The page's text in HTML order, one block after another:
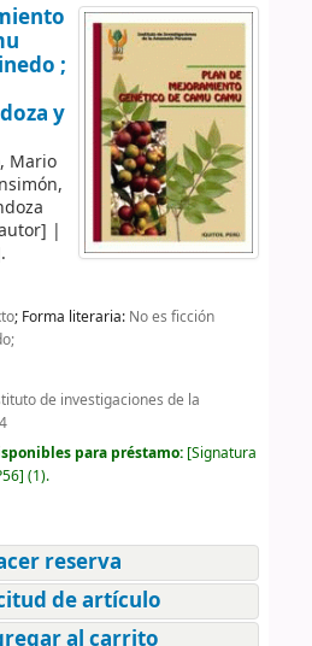
;
y
Mario
|
.
; Forma literaria: No es ficción
de investigaciones de la
para préstamo: Signatura
(1).
reserva
de artículo
al carrito